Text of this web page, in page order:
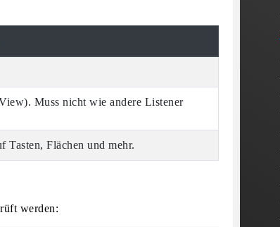
Muss nicht wie andere Listener
Flächen und mehr.
werden: